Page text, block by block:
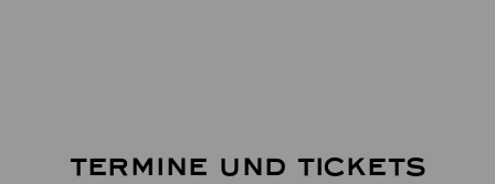
TERMINE UND TICKETS